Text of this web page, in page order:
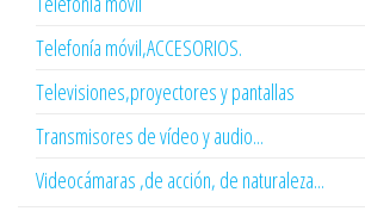
Telefonía móvil,ACCESORIOS.
Televisiones,proyectores y pantallas
Transmisores de vídeo y audio...
Videocámaras ,de acción, de naturaleza...